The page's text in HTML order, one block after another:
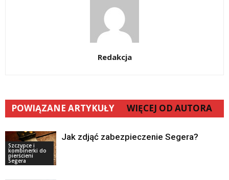
Redakcja
POWIĄZANE ARTYKUŁY WIĘCEJ OD AUTORA
Szczypce i
kombinerki do
pierścieni
Segera
Jak zdjąć zabezpieczenie Segera?